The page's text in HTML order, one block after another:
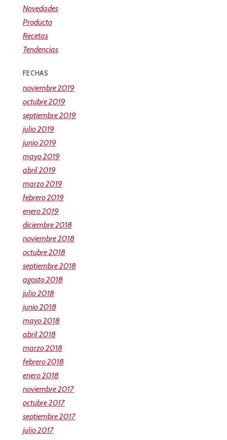
Novedades
Producto
Recetas
Tendencias
FECHAS
noviembre 2019
octubre 2019
septiembre 2019
julio 2019
junio 2019
mayo 2019
abril 2019
marzo 2019
febrero 2019
enero 2019
diciembre 2018
noviembre 2018
octubre 2018
septiembre 2018
agosto 2018
julio 2018
junio 2018
mayo 2018
abril 2018
marzo 2018
febrero 2018
enero 2018
noviembre 2017
octubre 2017
septiembre 2017
julio 2017